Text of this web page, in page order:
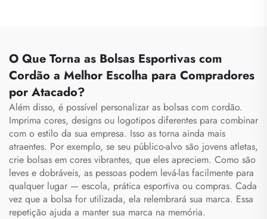
mochila de viagem para
calçados
O Que Torna as Bolsas Esportivas com
Cordão a Melhor Escolha para Compradores
por Atacado?
Além disso, é possível personalizar as bolsas com cordão.
Imprima cores, designs ou logotipos diferentes para combinar
com o estilo da sua empresa. Isso as torna ainda mais
atraentes. Por exemplo, se seu público-alvo são jovens atletas,
crie bolsas em cores vibrantes, que eles apreciem. Como são
leves e dobráveis, as pessoas podem levá-las facilmente para
qualquer lugar — escola, prática esportiva ou compras. Cada
vez que a bolsa for utilizada, ela relembrará sua marca. Essa
repetição ajuda a manter sua marca na memória.